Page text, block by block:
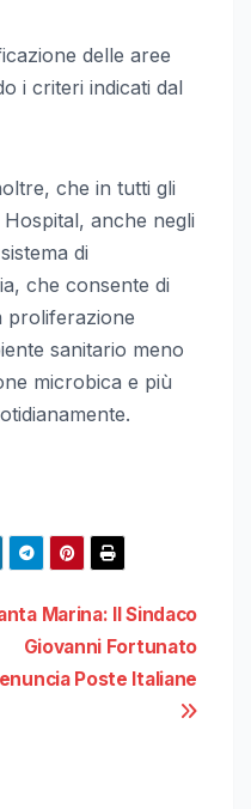
delle aree
i criteri indicati dal
che in tutti gli
anche negli
di
che consente di
proliferazione
sanitario meno
microbica e più
Marina: Il Sindaco
Giovanni Fortunato
Poste Italiane